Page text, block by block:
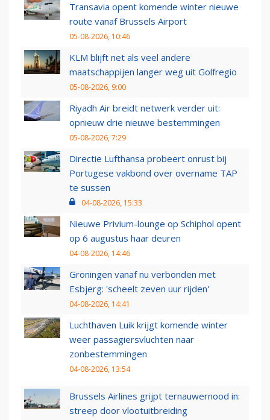
Transavia opent komende winter nieuwe
route vanaf Brussels Airport
05-08-2026, 10:46
KLM blijft net als veel andere
maatschappijen langer weg uit Golfregio
05-08-2026, 9:00
Riyadh Air breidt netwerk verder uit:
opnieuw drie nieuwe bestemmingen
05-08-2026, 7:29
Directie Lufthansa probeert onrust bij
Portugese vakbond over overname TAP
te sussen
04-08-2026, 15:33
Nieuwe Privium-lounge op Schiphol opent
op 6 augustus haar deuren
04-08-2026, 14:46
Groningen vanaf nu verbonden met
Esbjerg: 'scheelt zeven uur rijden'
04-08-2026, 14:41
Luchthaven Luik krijgt komende winter
weer passagiersvluchten naar
zonbestemmingen
04-08-2026, 13:54
Brussels Airlines grijpt ternauwernood in:
streep door vlootuitbreiding